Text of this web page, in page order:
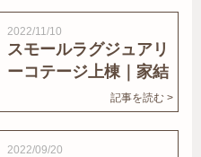
2022/11/10
スモールラグジュアリ
ーコテージ上棟｜家結
記事を読む >
2022/09/20